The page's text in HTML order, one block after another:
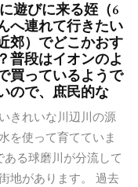
に遊びに来る姪（6
へ連れて行きたい
郊）でどこかおす
普段はイオンのよ
買っているようで
ので、庶民的な
きれいな川辺川の源
を使って育てていま
る球磨川が分流して
地があります。 過去